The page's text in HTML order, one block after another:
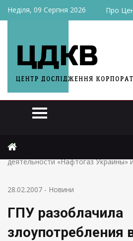
Неділя, 09 Серпня 2026 Про
ГПУ разоблачила злоупотребления
деятельности «Нафтогаз Украины»
28.02.2007 - Новини
ГПУ разоблачила
злоупотребления